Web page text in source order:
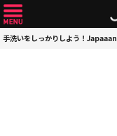
手洗いをしっかりしよう！Japaaan